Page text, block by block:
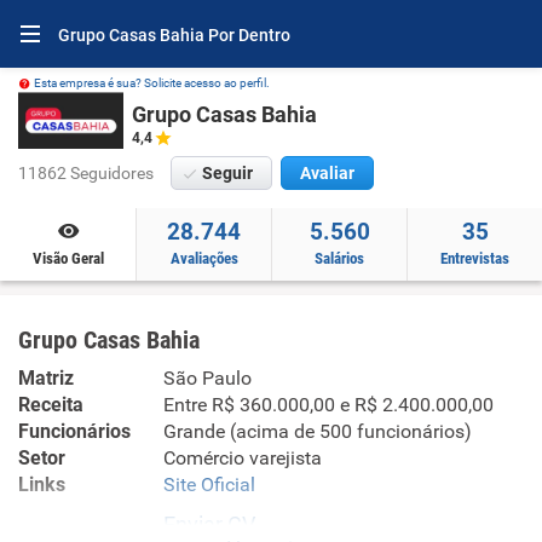
Grupo Casas Bahia Por Dentro
Esta empresa é sua? Solicite acesso ao perfil.
Grupo Casas Bahia
4,4
11862 Seguidores Seguir Avaliar
Visão Geral
28.744
Avaliações
5.560
Salários
35
Entrevistas
Grupo Casas Bahia
Matriz
São Paulo
Receita
Entre R$ 360.000,00 e R$ 2.400.000,00
Funcionários
Grande (acima de 500 funcionários)
Setor
Comércio varejista
Links
Site Oficial
Enviar CV